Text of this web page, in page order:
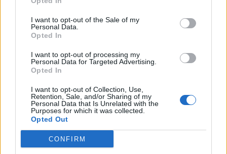
I want to opt-out of the Sale of my
Personal Data.
Opted In
I want to opt-out of processing my
Personal Data for Targeted Advertising.
Opted In
I want to opt-out of Collection, Use,
Retention, Sale, and/or Sharing of my
Personal Data that Is Unrelated with the
Purposes for which it was collected.
Opted Out
CONFIRM
Czy odgadniesz brakujący
wyraz w tytułach polskich
filmów z lat 90.?
Czy odgadniesz brakujący
filmów?